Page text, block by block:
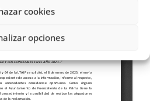
cookies
opciones